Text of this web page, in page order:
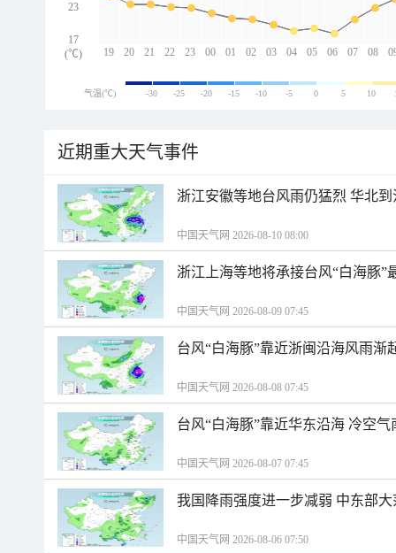
19 20 21 22 23 00 01 02 03 04 05 06 07 08
23
17
(℃)
气温(℃) -30 -25 -20 -15 -10 -5 0 5 10
近期重大天气事件
浙江安徽等地台风雨仍猛烈 华北
中国天气网 2026-08-10 08:00
浙江上海等地将承接台风“白海豚”
中国天气网 2026-08-09 07:45
台风“白海豚”靠近浙闽沿海风雨渐
中国天气网 2026-08-08 07:45
台风“白海豚”靠近华东沿海 冷空
中国天气网 2026-08-07 07:45
我国降雨强度进一步减弱 中东部
中国天气网 2026-08-06 07:50